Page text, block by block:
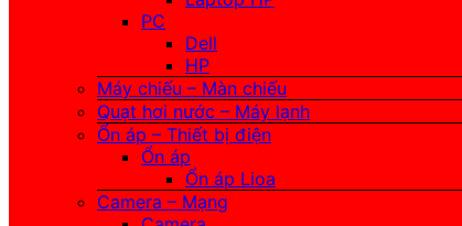
PC
Dell
HP
Máy chiếu – Màn chiếu
Quạt hơi nước – Máy lạnh
Ổn áp – Thiết bị điện
Ổn áp
Ổn áp Lioa
Camera – Mạng